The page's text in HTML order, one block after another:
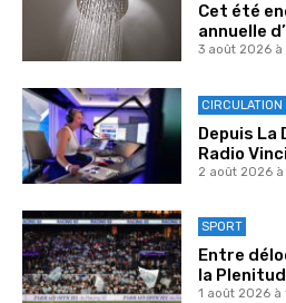
Cet été
annuelle
3 août 2026 à
CIRCULATION
Depuis La
Radio
2 août 2026 à
SPORT
Entre
la
1 août 2026 à